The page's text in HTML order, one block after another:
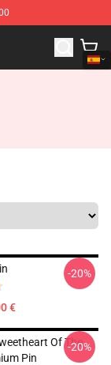
Shop
€
-20%
Of The
Pin
-20%